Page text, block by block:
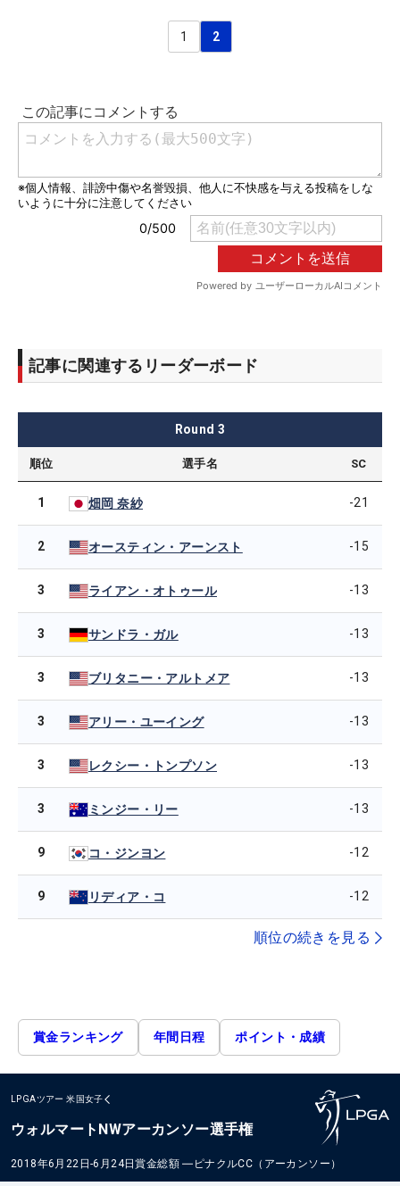
1 2
記事に関連するリーダーボード
Round 3
順位 選手名 SC
1 畑岡 奈紗 -21
2 オースティン・アーンスト -15
3 ライアン・オトゥール -13
3 サンドラ・ガル -13
3 ブリタニー・アルトメア -13
3 アリー・ユーイング -13
3 レクシー・トンプソン -13
3 ミンジー・リー -13
9 コ・ジンヨン -12
9 リディア・コ -12
順位の続きを見る
賞金ランキング 年間日程 ポイント・成績
LPGAツアー 米国女子
ウォルマートNWアーカンソー選手権
2018年6月22日-6月24日賞金総額 ― ピナクルCC（アーカンソー）